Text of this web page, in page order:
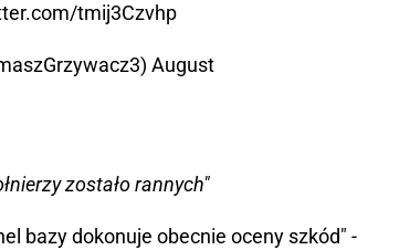
tmij3Czvhp
August
zostało rannych"
bazy dokonuje obecnie oceny szkód" -